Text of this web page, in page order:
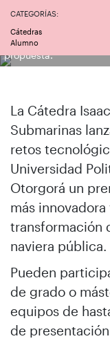
CATEGORÍAS:
Cátedras
Alumno
Los ganadores del
propuesta.
La Cátedra
Submarinas
retos
Universidad
Otorgorá un
más
transformación
naviera pública.
Pueden
de grado o
equipos de
de